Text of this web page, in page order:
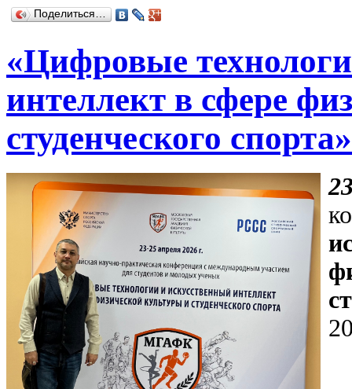
Поделиться…
«Цифровые
интеллект в сфере
студенческого